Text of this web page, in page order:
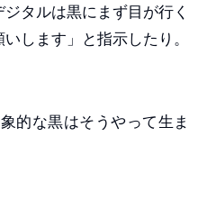
ジタルは黒にまず目が行く
します」と指示したり。
的な黒はそうやって生ま